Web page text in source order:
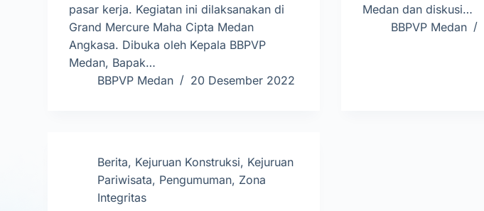
pasar kerja. Kegiatan ini dilaksanakan di
Grand Mercure Maha Cipta Medan
Angkasa. Dibuka oleh Kepala BBPVP
Medan, Bapak…
BBPVP Medan
20 Desember 2022
Medan dan diskusi…
BBPVP Medan
Berita, Kejuruan Konstruksi, Kejuruan
Pariwisata, Pengumuman, Zona
Integritas